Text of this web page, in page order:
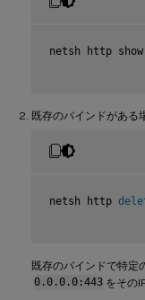
netsh http
既存のバインドがある
netsh http
既存のバインドで特定
0.0.0.0:443 をその